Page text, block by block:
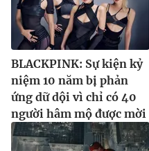
BLACKPINK: Sự kiện kỷ
niệm 10 năm bị phản
ứng dữ dội vì chỉ có 40
người hâm mộ được mời